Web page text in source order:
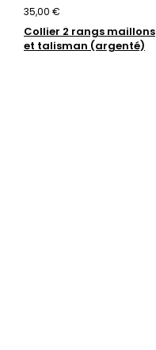
35,00 €
Collier 2 rangs maillons
et talisman (argenté)